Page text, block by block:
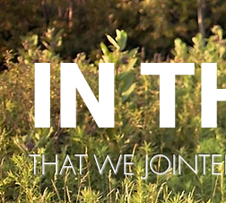
IN
THAT WE